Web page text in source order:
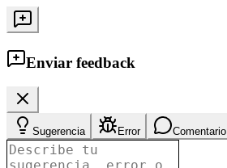
Enviar feedback
Sugerencia Error Comentario